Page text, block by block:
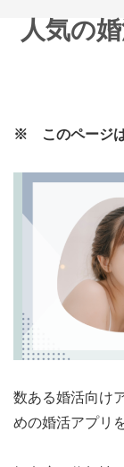
人気の
※ このページは
数ある婚活向け
めの婚活アプリ